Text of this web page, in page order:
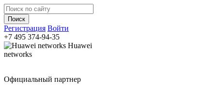
Регистрация Войти
+7 495 374-94-35
Huawei
networks
Официальный партнер